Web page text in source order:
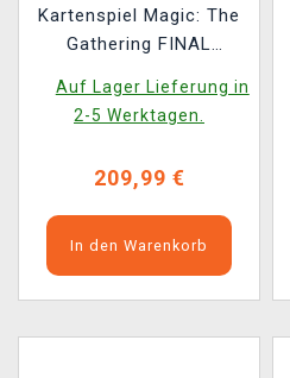
Kartenspiel Magic: The
Gathering FINAL
Deck Set (ENGLISCHE
VERSION)
Auf Lager Lieferung in
2-5 Werktagen.
209,99 €
In den Warenkorb